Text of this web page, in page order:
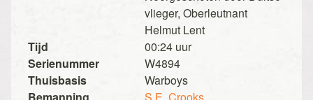
vlieger, Oberleutnant
Helmut Lent
Tijd
00:24 uur
Serienummer
W4894
Thuisbasis
Warboys